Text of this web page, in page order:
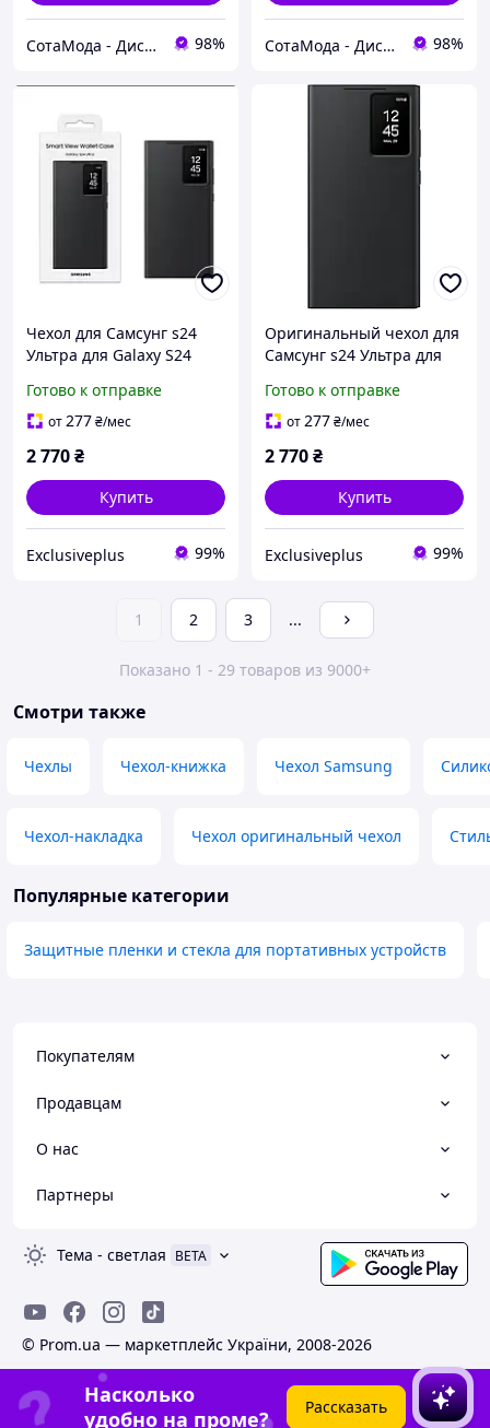
СотаМода - Дискаунтер аксессуаров 98% СотаМода - Дискаунтер аксессуаров 98%
Чехол для Самсунг s24
Ультра для Galaxy S24
Готово к отправке
от277₴/мес
2 770₴
Купить
Exclusiveplus 99%
Оригинальный чехол для
Самсунг s24 Ультра для
Готово к отправке
от277₴/мес
2 770₴
Купить
Exclusiveplus 99%
1 2 3 ...
Показано 1 - 29 товаров из 9000+
Смотри также
Чехлы Чехол-книжка Чехол Samsung
Чехол-накладка Чехол оригинальный чехол
Популярные категории
Защитные пленки и стекла для портативных устройств
Покупателям
Продавцам
О нас
Партнеры
Тема - светлая BETA
© Prom.ua — маркетплейс України, 2008-2026
Насколько
удобно на проме?
Рассказать